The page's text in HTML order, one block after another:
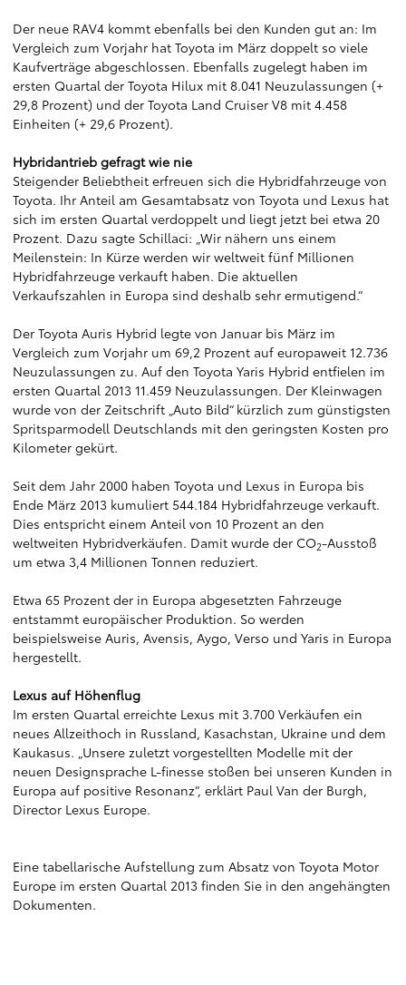
Der neue RAV4 kommt ebenfalls bei den Kunden gut an: Im
Vergleich zum Vorjahr hat Toyota im März doppelt so viele
Kaufverträge abgeschlossen. Ebenfalls zugelegt haben im
ersten Quartal der Toyota Hilux mit 8.041 Neuzulassungen (+
29,8 Prozent) und der Toyota Land Cruiser V8 mit 4.458
Einheiten (+ 29,6 Prozent).
Hybridantrieb gefragt wie nie
Steigender Beliebtheit erfreuen sich die Hybridfahrzeuge von
Toyota. Ihr Anteil am Gesamtabsatz von Toyota und Lexus hat
sich im ersten Quartal verdoppelt und liegt jetzt bei etwa 20
Prozent. Dazu sagte Schillaci: „Wir nähern uns einem
Meilenstein: In Kürze werden wir weltweit fünf Millionen
Hybridfahrzeuge verkauft haben. Die aktuellen
Verkaufszahlen in Europa sind deshalb sehr ermutigend.“
Der Toyota Auris Hybrid legte von Januar bis März im
Vergleich zum Vorjahr um 69,2 Prozent auf europaweit 12.736
Neuzulassungen zu. Auf den Toyota Yaris Hybrid entfielen im
ersten Quartal 2013 11.459 Neuzulassungen. Der Kleinwagen
wurde von der Zeitschrift „Auto Bild“ kürzlich zum günstigsten
Spritsparmodell Deutschlands mit den geringsten Kosten pro
Kilometer gekürt.
Seit dem Jahr 2000 haben Toyota und Lexus in Europa bis
Ende März 2013 kumuliert 544.184 Hybridfahrzeuge verkauft.
Dies entspricht einem Anteil von 10 Prozent an den
weltweiten Hybridverkäufen. Damit wurde der CO2-Ausstoß
um etwa 3,4 Millionen Tonnen reduziert.
Etwa 65 Prozent der in Europa abgesetzten Fahrzeuge
entstammt europäischer Produktion. So werden
beispielsweise Auris, Avensis, Aygo, Verso und Yaris in Europa
hergestellt.
Lexus auf Höhenflug
Im ersten Quartal erreichte Lexus mit 3.700 Verkäufen ein
neues Allzeithoch in Russland, Kasachstan, Ukraine und dem
Kaukasus. „Unsere zuletzt vorgestellten Modelle mit der
neuen Designsprache L-finesse stoßen bei unseren Kunden in
Europa auf positive Resonanz“, erklärt Paul Van der Burgh,
Director Lexus Europe.
Eine tabellarische Aufstellung zum Absatz von Toyota Motor
Europe im ersten Quartal 2013 finden Sie in den angehängten
Dokumenten.